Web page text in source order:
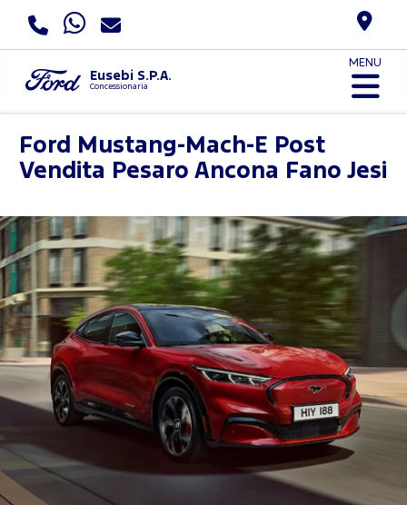
Eusebi S.P.A.
Concessionaria
MENU
Ford Mustang-Mach-E Post
Vendita Pesaro Ancona Fano Jesi